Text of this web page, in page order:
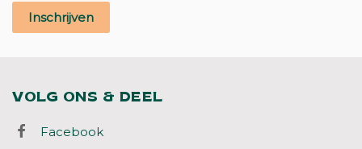
Inschrijven
VOLG ONS & DEEL
Facebook